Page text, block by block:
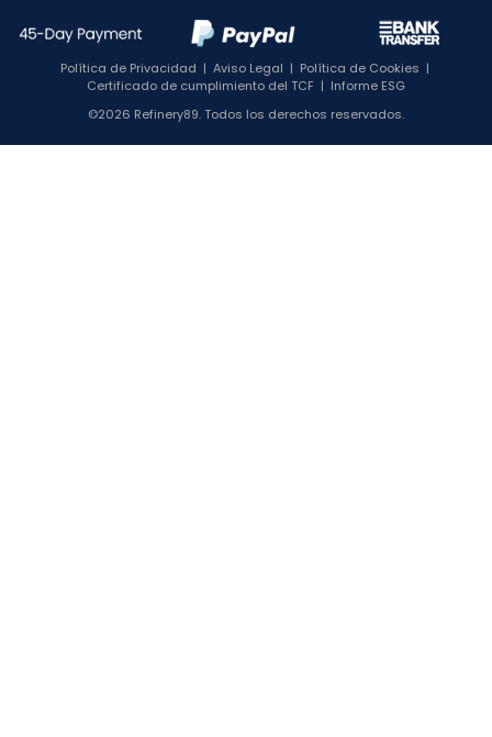
Política de Privacidad | Aviso Legal | Política de Cookies |
Certificado de cumplimiento del TCF | Informe ESG
©2026 Refinery89. Todos los derechos reservados.